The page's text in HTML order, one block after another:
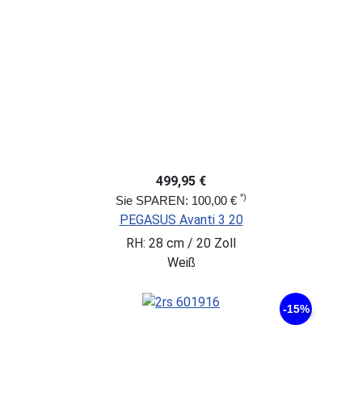
499,95 €
Sie SPAREN: 100,00 € *)
PEGASUS Avanti 3 20
RH: 28 cm / 20 Zoll
Weiß
-15%